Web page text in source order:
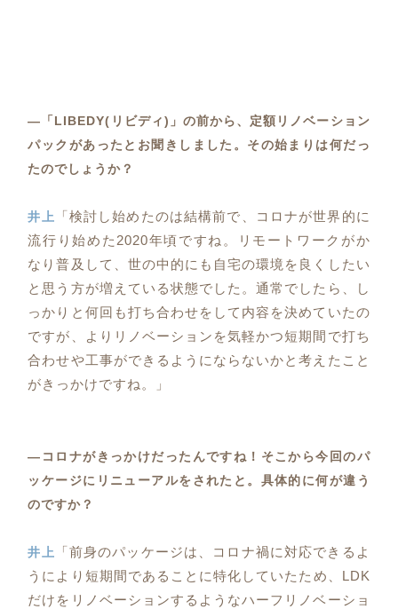
―「LIBEDY(リビディ)」の前から、定額リノベーション
パックがあったとお聞きしました。その始まりは何だっ
たのでしょうか？
井上
「検討し始めたのは結構前で、コロナが世界的に
流行り始めた2020年頃ですね。リモートワークがか
なり普及して、世の中的にも自宅の環境を良くしたい
と思う方が増えている状態でした。通常でしたら、し
っかりと何回も打ち合わせをして内容を決めていたの
ですが、よりリノベーションを気軽かつ短期間で打ち
合わせや工事ができるようにならないかと考えたこと
がきっかけですね。」
―コロナがきっかけだったんですね！そこから今回のパ
ッケージにリニューアルをされたと。具体的に何が違う
のですか？
井上
「前身のパッケージは、コロナ禍に対応できるよ
うにより短期間であることに特化していたため、LDK
だけをリノベーションするようなハーフリノベーショ